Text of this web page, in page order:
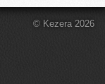
© Kezera 2026